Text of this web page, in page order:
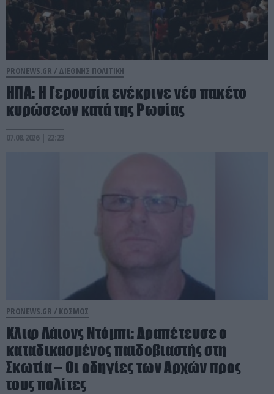
PRONEWS.GR / ΔΙΕΘΝΗΣ ΠΟΛΙΤΙΚΗ
ΗΠΑ: Η Γερουσία ενέκρινε νέο πακέτο
κυρώσεων κατά της Ρωσίας
07.08.2026 | 22:23
PRONEWS.GR / ΚΟΣΜΟΣ
Κλιφ Λάιονς Ντόμπι: Δραπέτευσε ο
καταδικασμένος παιδοβιαστής στη
Σκωτία – Οι οδηγίες των Αρχών προς
τους πολίτες